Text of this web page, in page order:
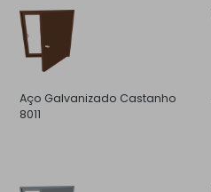
Aço Galvanizado Castanho
8011